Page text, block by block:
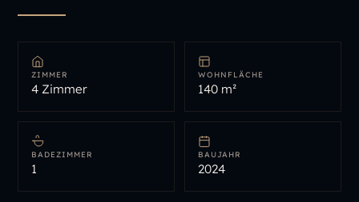
ZIMMER
4 Zimmer
WOHNFLÄCHE
140 m²
BADEZIMMER
1
BAUJAHR
2024